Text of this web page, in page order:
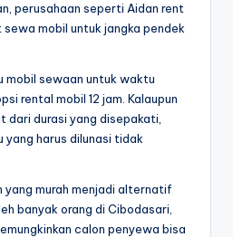
perusahaan seperti Aidan rent
mobil untuk jangka pendek
mobil sewaan untuk waktu
rental mobil 12 jam. Kalaupun
dari durasi yang disepakati,
harus dilunasi tidak
yang murah menjadi alternatif
banyak orang di Cibodasari,
calon penyewa bisa